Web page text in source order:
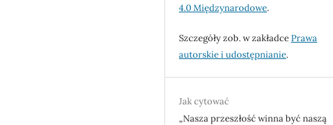
4.0 Międzynarodowe.
Szczegóły zob. w zakładcePrawa
autorskie i udostępnianie.
Jak cytować
„Nasza przeszłość winna być naszą